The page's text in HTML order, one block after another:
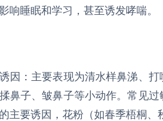
响睡眠和学习，甚至诱发哮喘。
因：主要表现为清水样鼻涕、
鼻子、皱鼻子等小动作。常见
主要诱因，花粉（如春季梧桐、